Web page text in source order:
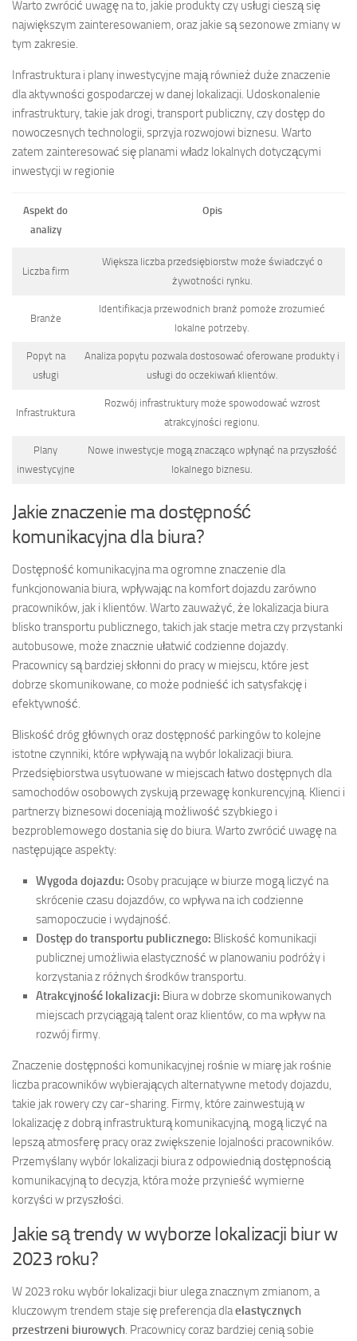
Warto zwrócić uwagę na to, jakie produkty czy usługi cieszą się
największym zainteresowaniem, oraz jakie są sezonowe zmiany w
tym zakresie.
Infrastruktura i plany inwestycyjne mają również duże znaczenie
dla aktywności gospodarczej w danej lokalizacji. Udoskonalenie
infrastruktury, takie jak drogi, transport publiczny, czy dostęp do
nowoczesnych technologii, sprzyja rozwojowi biznesu. Warto
zatem zainteresować się planami władz lokalnych dotyczącymi
inwestycji w regionie
Aspekt do
analizy
Opis
Liczba firm
Większa liczba przedsiębiorstw może świadczyć o
żywotności rynku.
Branże
Identifikacja przewodnich branż pomoże zrozumieć
lokalne potrzeby.
Popyt na
usługi
Analiza popytu pozwala dostosować oferowane produkty i
usługi do oczekiwań klientów.
Infrastruktura
Rozwój infrastruktury może spowodować wzrost
atrakcyjności regionu.
Plany
inwestycyjne
Nowe inwestycje mogą znacząco wpłynąć na przyszłość
lokalnego biznesu.
Jakie znaczenie ma dostępność
komunikacyjna dla biura?
Dostępność komunikacyjna ma ogromne znaczenie dla
funkcjonowania biura, wpływając na komfort dojazdu zarówno
pracowników, jak i klientów. Warto zauważyć, że lokalizacja biura
blisko transportu publicznego, takich jak stacje metra czy przystanki
autobusowe, może znacznie ułatwić codzienne dojazdy.
Pracownicy są bardziej skłonni do pracy w miejscu, które jest
dobrze skomunikowane, co może podnieść ich satysfakcję i
efektywność.
Bliskość dróg głównych oraz dostępność parkingów to kolejne
istotne czynniki, które wpływają na wybór lokalizacji biura.
Przedsiębiorstwa usytuowane w miejscach łatwo dostępnych dla
samochodów osobowych zyskują przewagę konkurencyjną. Klienci i
partnerzy biznesowi doceniają możliwość szybkiego i
bezproblemowego dostania się do biura. Warto zwrócić uwagę na
następujące aspekty:
Wygoda dojazdu: Osoby pracujące w biurze mogą liczyć na
skrócenie czasu dojazdów, co wpływa na ich codzienne
samopoczucie i wydajność.
Dostęp do transportu publicznego: Bliskość komunikacji
publicznej umożliwia elastyczność w planowaniu podróży i
korzystania z różnych środków transportu.
Atrakcyjność lokalizacji: Biura w dobrze skomunikowanych
miejscach przyciągają talent oraz klientów, co ma wpływ na
rozwój firmy.
Znaczenie dostępności komunikacyjnej rośnie w miarę jak rośnie
liczba pracowników wybierających alternatywne metody dojazdu,
takie jak rowery czy car-sharing. Firmy, które zainwestują w
lokalizację z dobrą infrastrukturą komunikacyjną, mogą liczyć na
lepszą atmosferę pracy oraz zwiększenie lojalności pracowników.
Przemyślany wybór lokalizacji biura z odpowiednią dostępnością
komunikacyjną to decyzja, która może przynieść wymierne
korzyści w przyszłości.
Jakie są trendy w wyborze lokalizacji biur w
2023 roku?
W 2023 roku wybór lokalizacji biur ulega znacznym zmianom, a
kluczowym trendem staje się preferencja dlaelastycznych
przestrzeni biurowych. Pracownicy coraz bardziej cenią sobie